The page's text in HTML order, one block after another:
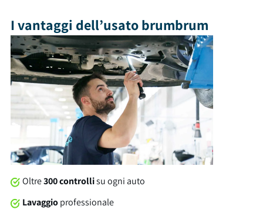
La vettura ha 5 porte, 4 posti a sedere e un bagagliaio con
capacità di 245 litri. Tra gli optional e le dotazioni troviamo:
isofix, usb, climatizzatore manuale. Al momento della
consegna, questa automobile sarà soggetta a lavaggio
professionale compreso nel prezzo. Su tutte le nostre auto
offriamo una garanzia brumbrum di 12 mesi dalla consegna
con soccorso stradale 24/7 in Italia e in Europa. Sei pronto a
partire?
I vantaggi dell’usato brumbrum
Oltre300 controllisu ogni auto
Lavaggioprofessionale